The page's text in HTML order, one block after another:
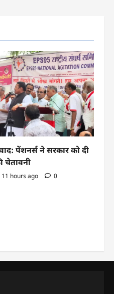
पेंशनर्स ने सरकार को दी
चेतावनी
11 hours ago 0